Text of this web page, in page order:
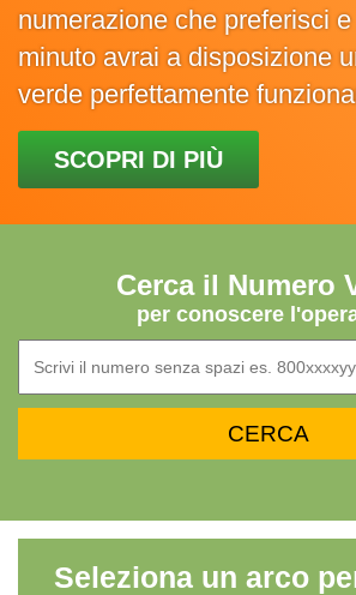
numerazione che preferisci
minuto avrai a disposizione
verde perfettamente
SCOPRI DI PIÙ
Cerca il Numero
per conoscere
Seleziona un arco